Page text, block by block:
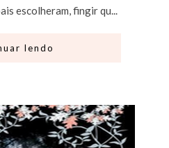
escolheram, fingir qu...
lendo